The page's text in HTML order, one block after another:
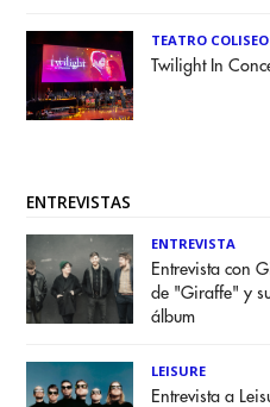
TEATRO COLISEO
Twilight In
ENTREVISTAS
ENTREVISTA
Entrevista con
de "Giraffe" y
álbum
LEISURE
Entrevista a